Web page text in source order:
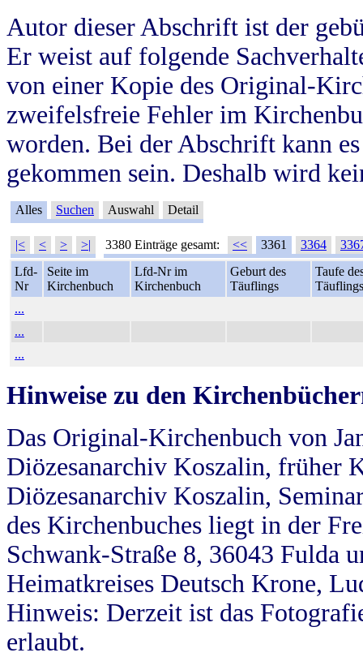
Autor dieser Abschrift ist der
Er weist auf folgende
von einer Kopie des Original-
zweifelsfreie Fehler im
worden. Bei der Abschrift kann
gekommen sein. Deshalb wird
Alles Suchen Auswahl Detail
|< < > >| 3380 Einträge gesamt: << 3361 3364
Lfd-
Nr
Seite im
Kirchenbuch
Lfd-Nr im
Kirchenbuch
Geburt des
Täuflings
Taufe
Täuflings
...
...
...
Hinweise zu den
Das Original-Kirchenbuch von
Diözesanarchiv Koszalin, früher
Diözesanarchiv Koszalin,
des Kirchenbuches liegt in der
Schwank-Straße 8, 36043 Fulda
Heimatkreises Deutsch Krone,
Hinweis: Derzeit ist das
erlaubt.